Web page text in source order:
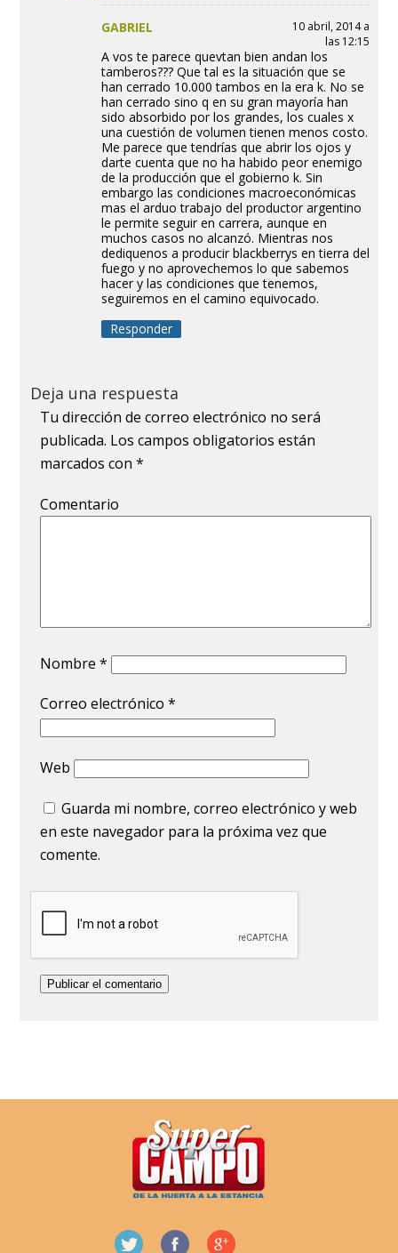
GABRIEL
10 abril, 2014 a
las 12:15
A vos te parece quevtan bien andan los
tamberos??? Que tal es la situación que se
han cerrado 10.000 tambos en la era k. No se
han cerrado sino q en su gran mayoría han
sido absorbido por los grandes, los cuales x
una cuestión de volumen tienen menos costo.
Me parece que tendrías que abrir los ojos y
darte cuenta que no ha habido peor enemigo
de la producción que el gobierno k. Sin
embargo las condiciones macroeconómicas
mas el arduo trabajo del productor argentino
le permite seguir en carrera, aunque en
muchos casos no alcanzó. Mientras nos
dediquenos a producir blackberrys en tierra del
fuego y no aprovechemos lo que sabemos
hacer y las condiciones que tenemos,
seguiremos en el camino equivocado.
Responder
Deja una respuesta
Tu dirección de correo electrónico no será
publicada. Los campos obligatorios están
marcados con*
Comentario
Nombre*
Correo electrónico*
Web
Guarda mi nombre, correo electrónico y web
en este navegador para la próxima vez que
comente.